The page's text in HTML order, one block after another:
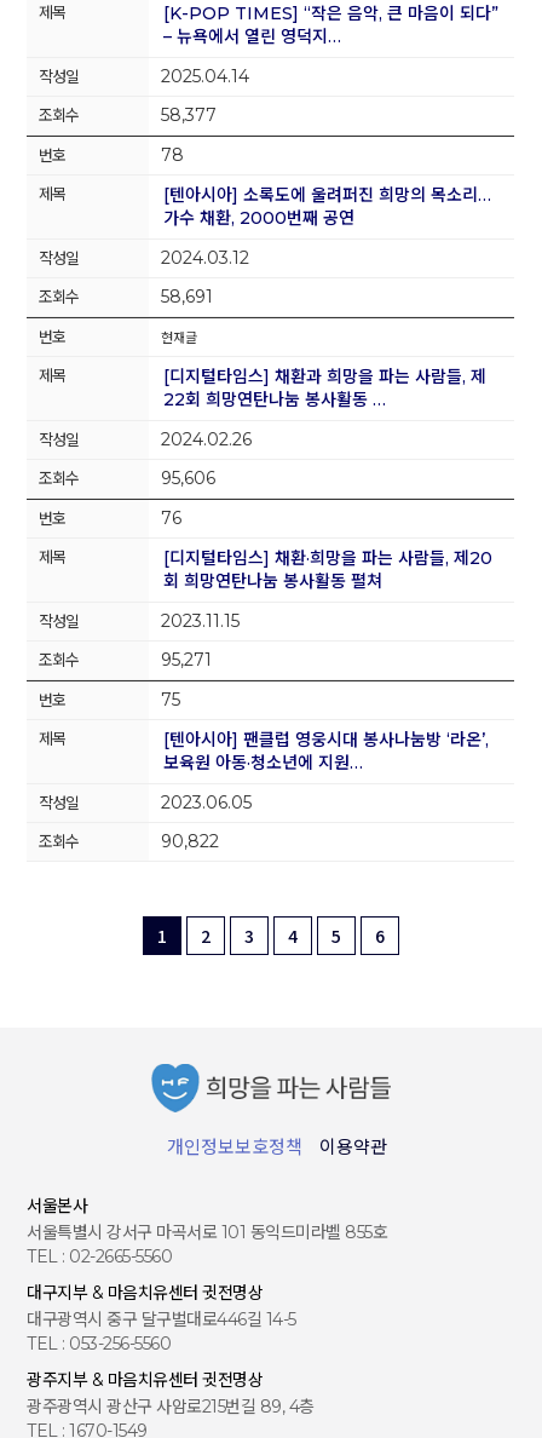
[K-POP TIMES] “작은 음악, 큰 마음이 되다”
– 뉴욕에서 열린 영덕지…
2025.04.14
58,377
78
[텐아시아] 소록도에 울려퍼진 희망의 목소리…
가수 채환, 2000번째 공연
2024.03.12
58,691
현재글
[디지털타임스] 채환과 희망을 파는 사람들, 제
22회 희망연탄나눔 봉사활동 …
2024.02.26
95,606
76
[디지털타임스] 채환·희망을 파는 사람들, 제20
회 희망연탄나눔 봉사활동 펼쳐
2023.11.15
95,271
75
[텐아시아] 팬클럽 영웅시대 봉사나눔방 ‘라온’,
보육원 아동·청소년에 지원…
2023.06.05
90,822
1 2 3 4 5 6
개인정보보호정책 이용약관
서울본사
서울특별시 강서구 마곡서로 101 동익드미라벨 855호
TEL : 02-2665-5560
대구지부 & 마음치유센터 귓전명상
대구광역시 중구 달구벌대로446길 14-5
TEL : 053-256-5560
광주지부 & 마음치유센터 귓전명상
광주광역시 광산구 사암로215번길 89, 4층
TEL : 1670-1549